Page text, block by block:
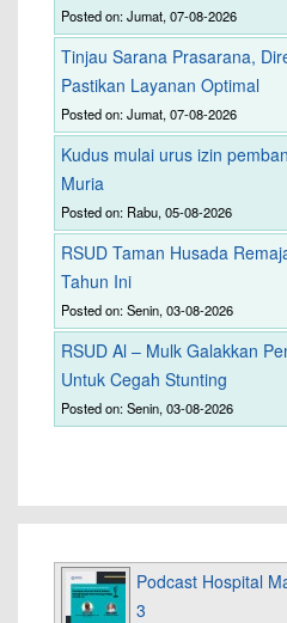
Posted on: Jumat, 07-08-2026
Tinjau Sarana Prasarana,
Pastikan Layanan Optimal
Posted on: Jumat, 07-08-2026
Kudus mulai urus izin
Muria
Posted on: Rabu, 05-08-2026
RSUD Taman Husada
Tahun Ini
Posted on: Senin, 03-08-2026
RSUD Al – Mulk Galakkan
Untuk Cegah Stunting
Posted on: Senin, 03-08-2026
Podcast Hospital
3